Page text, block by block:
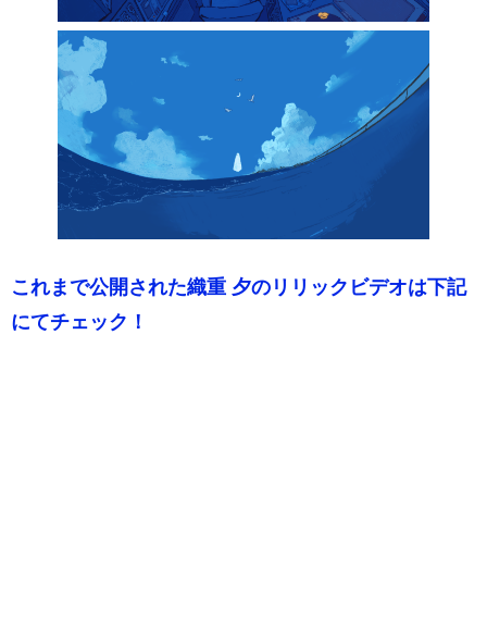
これまで公開された織重 夕のリリックビデオは下記
にてチェック！